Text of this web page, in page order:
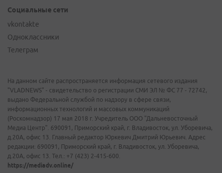
Социальные сети
vkontakte
Одноклассники
Телеграм
На данном сайте распространяется информация сетевого издания
"VLADNEWS" - свидетельство о регистрации СМИ ЭЛ № ФС 77 - 72742,
выдано Федеральной службой по надзору в сфере связи,
информационных технологий и массовых коммуникаций
(Роскомнадзор) 17 мая 2018 г. Учредитель ООО "Дальневосточный
Медиа Центр". 690091, Приморский край, г. Владивосток, ул. Уборевича,
д.20А, офис 13. Главный редактор Юркевич Дмитрий Юрьевич. Адрес
редакции: 690091, Приморский край, г. Владивосток, ул. Уборевича,
д.20А, офис 13. Тел.: +7 (423) 2-415-600.
https://mediadv.online/